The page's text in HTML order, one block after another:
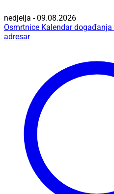
nedjelja - 09.08.2026
Osmrtnice Kalendar događanja
adresar